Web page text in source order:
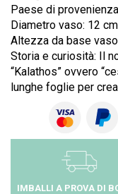
Paese di
Diametro vaso: 12 cm
Altezza da base
Storia e curiosità: Il
“Kalathos” ovvero
lunghe foglie per
IMBALLI A PROVA DI